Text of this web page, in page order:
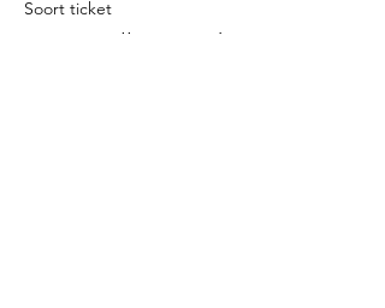
Soort ticket
11.11 Wellness Ticket